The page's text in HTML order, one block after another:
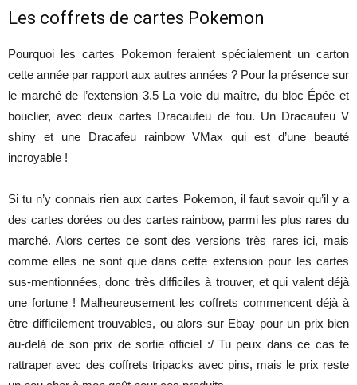
Les coffrets de cartes Pokemon
Pourquoi les cartes Pokemon feraient spécialement un carton
cette année par rapport aux autres années ? Pour la présence sur
le marché de l’extension 3.5 La voie du maître, du bloc Épée et
bouclier, avec deux cartes Dracaufeu de fou. Un Dracaufeu V
shiny et une Dracafeu rainbow VMax qui est d’une beauté
incroyable !
Si tu n’y connais rien aux cartes Pokemon, il faut savoir qu’il y a
des cartes dorées ou des cartes rainbow, parmi les plus rares du
marché. Alors certes ce sont des versions très rares ici, mais
comme elles ne sont que dans cette extension pour les cartes
sus-mentionnées, donc très difficiles à trouver, et qui valent déjà
une fortune ! Malheureusement les coffrets commencent déjà à
être difficilement trouvables, ou alors sur Ebay pour un prix bien
au-delà de son prix de sortie officiel :/ Tu peux dans ce cas te
rattraper avec des coffrets tripacks avec pins, mais le prix reste